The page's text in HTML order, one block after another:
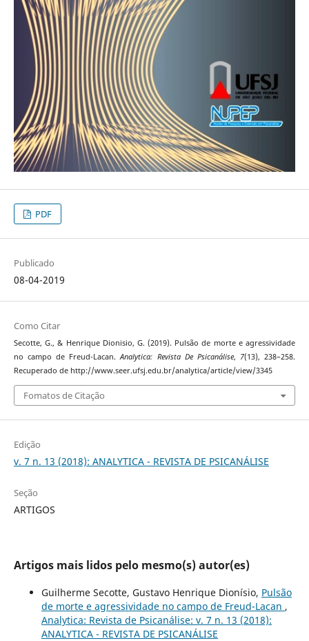
PDF
Publicado
08-04-2019
Como Citar
Secotte, G., & Henrique Dionisio, G. (2019). Pulsão de morte e agressividade
no campo de Freud-Lacan.Analytica: Revista De Psicanálise, 7(13), 238–258.
Recuperado de http://www.seer.ufsj.edu.br/analytica/article/view/3345
Fomatos de Citação
Edição
v. 7 n. 13 (2018): ANALYTICA - REVISTA DE PSICANÁLISE
Seção
ARTIGOS
Artigos mais lidos pelo mesmo(s) autor(es)
Guilherme Secotte, Gustavo Henrique Dionísio, Pulsão
de morte e agressividade no campo de Freud-Lacan ,
Analytica: Revista de Psicanálise: v. 7 n. 13 (2018):
ANALYTICA - REVISTA DE PSICANÁLISE